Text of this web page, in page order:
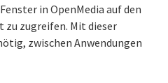
in OpenMedia auf den
zu zugreifen. Mit dieser
zwischen Anwendungen